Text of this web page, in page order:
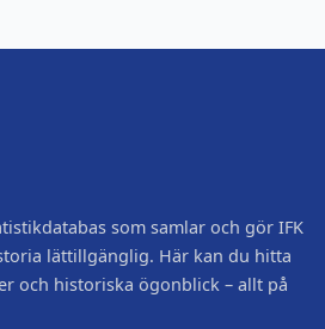
som samlar och gör IFK
lättillgänglig. Här kan du hitta
och historiska ögonblick – allt på